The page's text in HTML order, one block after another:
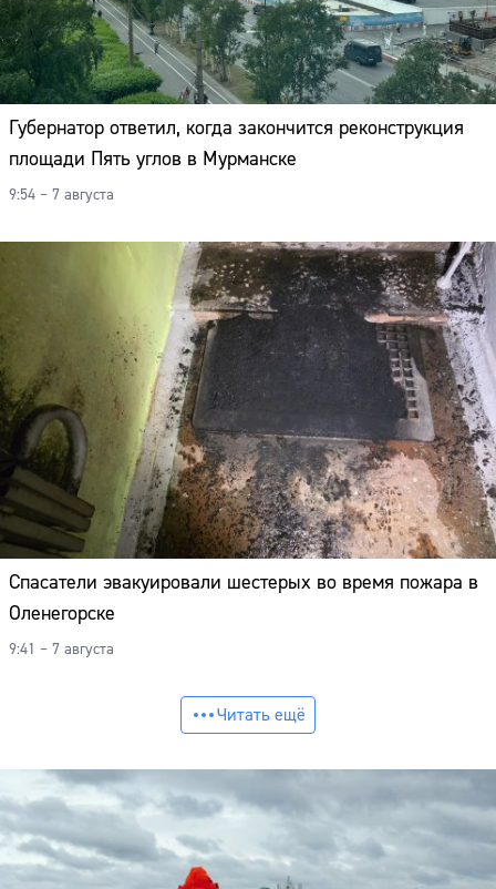
Губернатор ответил, когда закончится реконструкция
площади Пять углов в Мурманске
9:54 – 7 августа
Спасатели эвакуировали шестерых во время пожара в
Оленегорске
9:41 – 7 августа
Читать ещё